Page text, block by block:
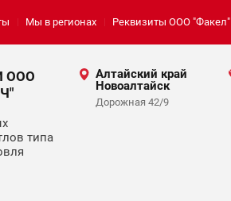
Мы в регионах Реквизиты ООО "Факел"
ООО
типа
Алтайский край
Новоалтайск
Дорожная 42/9